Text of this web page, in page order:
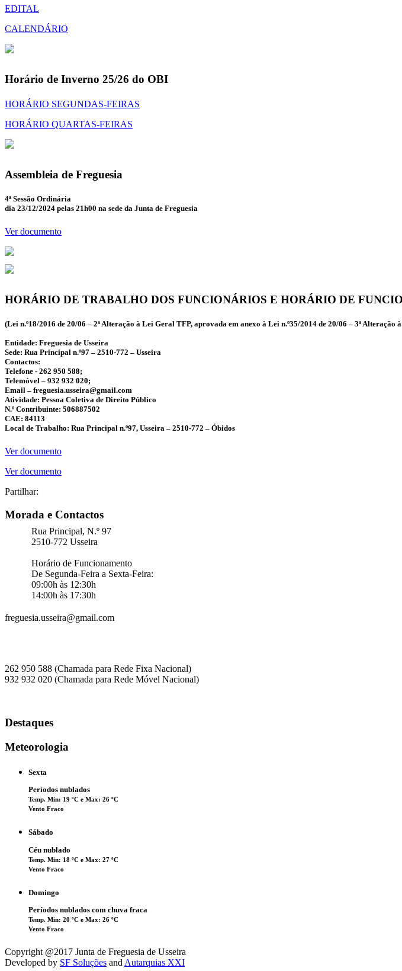
EDITAL
CALENDÁRIO
Horário de Inverno 25/26 do OBI
HORÁRIO SEGUNDAS-FEIRAS
HORÁRIO QUARTAS-FEIRAS
Assembleia de Freguesia
4ª Sessão Ordinária
dia 23/12/2024 pelas 21h00 na sede da Junta de Freguesia
Ver documento
HORÁRIO DE TRABALHO DOS FUNCIONÁRIOS E HORÁRIO DE
(Lei n.º18/2016 de 20/06 – 2ª Alteração à Lei Geral TFP, aprovada em anexo à Lei n.º35/2014 de 20/06 – 3ª
Entidade: Freguesia de Usseira
Sede: Rua Principal n.º97 – 2510-772 – Usseira
Contactos:
Telefone - 262 950 588;
Telemóvel – 932 932 020;
Email – freguesia.usseira@gmail.com
Atividade: Pessoa Coletiva de Direito Público
N.º Contribuinte: 506887502
CAE: 84113
Local de Trabalho: Rua Principal n.º97, Usseira – 2510-772 – Óbidos
Ver documento
Ver documento
Partilhar:
Morada e Contactos
Rua Principal, N.º 97
2510-772 Usseira
Horário de Funcionamento
De Segunda-Feira a Sexta-Feira:
09:00h às 12:30h
14:00h às 17:30h
freguesia.usseira@gmail.com
262 950 588 (Chamada para Rede Fixa Nacional)
932 932 020 (Chamada para Rede Móvel Nacional)
Destaques
Meteorologia
Sexta
Períodos nublados
Temp. Min: 19 ºC e Max: 26 ºC
Vento Fraco
Sábado
Céu nublado
Temp. Min: 18 ºC e Max: 27 ºC
Vento Fraco
Domingo
Períodos nublados com chuva fraca
Temp. Min: 20 ºC e Max: 26 ºC
Vento Fraco
Copyright @2017 Junta de Freguesia de Usseira
Developed by SF Soluções and Autarquias XXI